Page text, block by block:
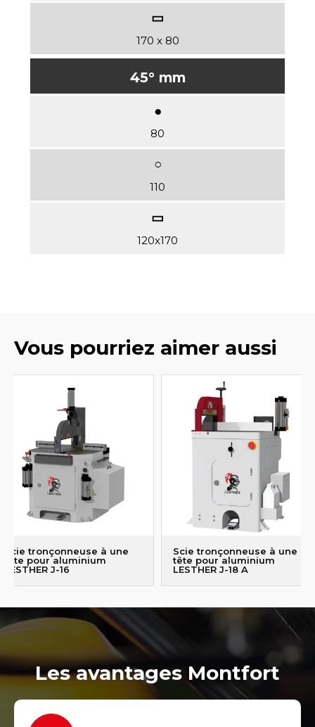
170 x 80
45° mm
80
110
120x170
Vous pourriez aimer aussi
Scie tronçonneuse à une
tête pour aluminium
LESTHER J-16
Scie tronçonneuse à une
tête pour aluminium
LESTHER J-18 A
Les avantages Montfort